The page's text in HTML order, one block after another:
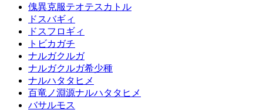
傀異克服テオテスカトル
ドスバギィ
ドスフロギィ
トビカガチ
ナルガクルガ
ナルガクルガ希少種
ナルハタタヒメ
百竜ノ淵源ナルハタタヒメ
バサルモス